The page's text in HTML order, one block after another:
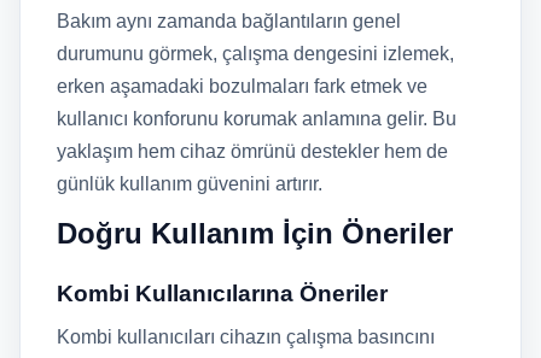
Bakım aynı zamanda bağlantıların genel
durumunu görmek, çalışma dengesini izlemek,
erken aşamadaki bozulmaları fark etmek ve
kullanıcı konforunu korumak anlamına gelir. Bu
yaklaşım hem cihaz ömrünü destekler hem de
günlük kullanım güvenini artırır.
Doğru Kullanım İçin Öneriler
Kombi Kullanıcılarına Öneriler
Kombi kullanıcıları cihazın çalışma basıncını